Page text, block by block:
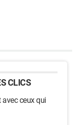
CLICS
ceux qui